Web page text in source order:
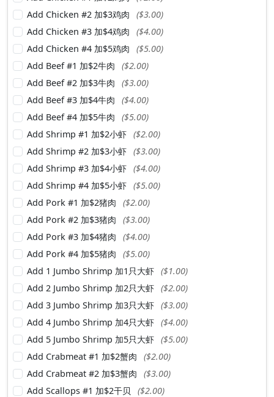
Add Chicken #2 加$3鸡肉
($3.00)
Add Chicken #3 加$4鸡肉
($4.00)
Add Chicken #4 加$5鸡肉
($5.00)
Add Beef #1 加$2牛肉
($2.00)
Add Beef #2 加$3牛肉
($3.00)
Add Beef #3 加$4牛肉
($4.00)
Add Beef #4 加$5牛肉
($5.00)
Add Shrimp #1 加$2小虾 ($2.00)
Add Shrimp #2 加$3小虾 ($3.00)
Add Shrimp #3 加$4小虾 ($4.00)
Add Shrimp #4 加$5小虾 ($5.00)
Add Pork #1 加$2猪肉
($2.00)
Add Pork #2 加$3猪肉
($3.00)
Add Pork #3 加$4猪肉
($4.00)
Add Pork #4 加$5猪肉
($5.00)
Add 1 Jumbo Shrimp 加1只大虾 ($1.00)
Add 2 Jumbo Shrimp 加2只大虾 ($2.00)
Add 3 Jumbo Shrimp 加3只大虾 ($3.00)
Add 4 Jumbo Shrimp 加4只大虾 ($4.00)
Add 5 Jumbo Shrimp 加5只大虾 ($5.00)
Add Crabmeat #1 加$2蟹肉
($2.00)
Add Crabmeat #2 加$3蟹肉
($3.00)
Add Scallops #1 加$2干贝
($2.00)